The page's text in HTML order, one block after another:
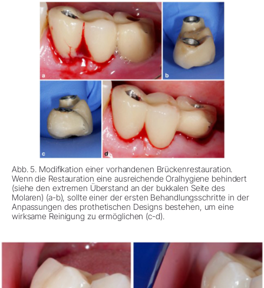
Abb. 5. Modifikation einer vorhandenen Brückenrestauration.
Wenn die Restauration eine ausreichende Oralhygiene behindert
(siehe den extremen Überstand an der bukkalen Seite des
Molaren) (a-b), sollte einer der ersten Behandlungsschritte in der
Anpassungen des prothetischen Designs bestehen, um eine
wirksame Reinigung zu ermöglichen (c-d).